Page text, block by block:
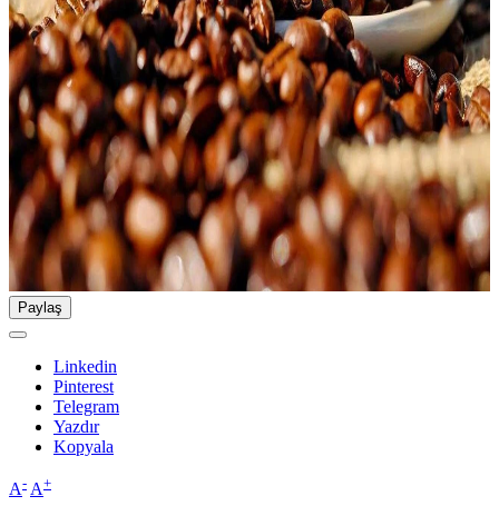
Paylaş
Linkedin
Pinterest
Telegram
Yazdır
Kopyala
A- A+